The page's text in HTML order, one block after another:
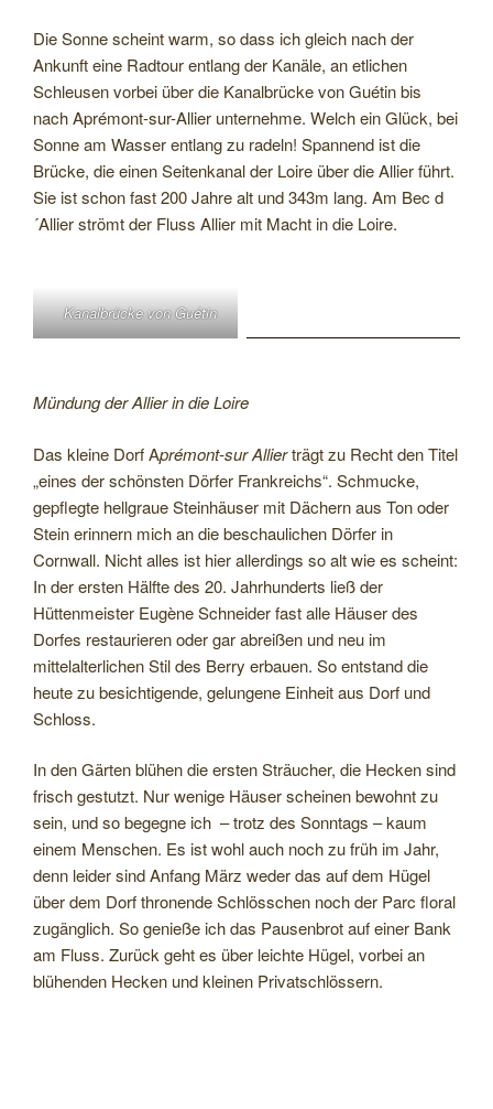
Die Sonne scheint warm, so dass ich gleich nach der
Ankunft eine Radtour entlang der Kanäle, an etlichen
Schleusen vorbei über die Kanalbrücke von Guétin bis
nach Aprémont-sur-Allier unternehme. Welch ein Glück, bei
Sonne am Wasser entlang zu radeln! Spannend ist die
Brücke, die einen Seitenkanal der Loire über die Allier führt.
Sie ist schon fast 200 Jahre alt und 343m lang. Am Bec d
´Allier strömt der Fluss Allier mit Macht in die Loire.
Kanalbrücke von Guétin
Mündung der Allier in die Loire
Das kleine Dorf Aprémont-sur Allierträgt zu Recht den Titel
„eines der schönsten Dörfer Frankreichs“. Schmucke,
gepflegte hellgraue Steinhäuser mit Dächern aus Ton oder
Stein erinnern mich an die beschaulichen Dörfer in
Cornwall. Nicht alles ist hier allerdings so alt wie es scheint:
In der ersten Hälfte des 20. Jahrhunderts ließ der
Hüttenmeister Eugène Schneider fast alle Häuser des
Dorfes restaurieren oder gar abreißen und neu im
mittelalterlichen Stil des Berry erbauen. So entstand die
heute zu besichtigende, gelungene Einheit aus Dorf und
Schloss.
In den Gärten blühen die ersten Sträucher, die Hecken sind
frisch gestutzt. Nur wenige Häuser scheinen bewohnt zu
sein, und so begegne ich – trotz des Sonntags – kaum
einem Menschen. Es ist wohl auch noch zu früh im Jahr,
denn leider sind Anfang März weder das auf dem Hügel
über dem Dorf thronende Schlösschen noch der Parc floral
zugänglich. So genieße ich das Pausenbrot auf einer Bank
am Fluss. Zurück geht es über leichte Hügel, vorbei an
blühenden Hecken und kleinen Privatschlössern.